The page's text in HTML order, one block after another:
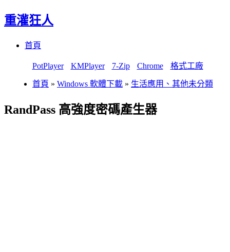
重灌狂人
首頁
PotPlayer KMPlayer 7-Zip Chrome 格式工廠
首頁 » Windows 軟體下載 » 生活應用、其他未分類
RandPass 高強度密碼產生器